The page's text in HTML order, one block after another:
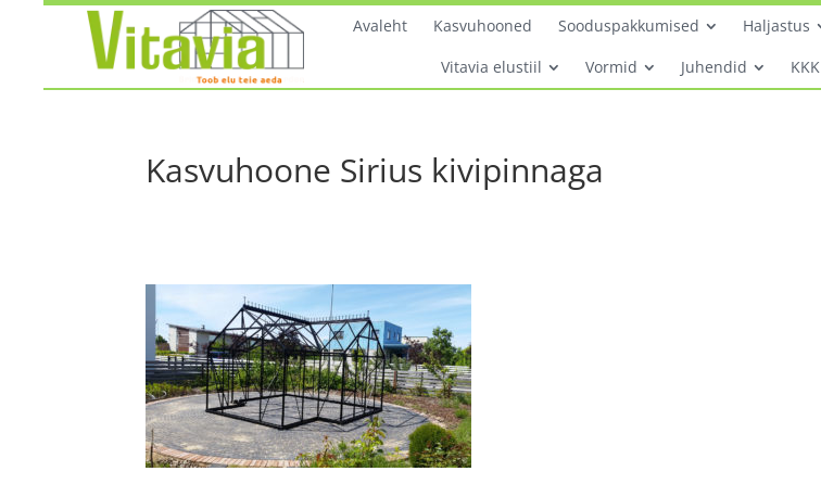
Avaleht Kasvuhooned Sooduspakkumised Haljastus
Vitavia elustiil
Vormid Juhendid KKK
Kasvuhoone Sirius kivipinnaga